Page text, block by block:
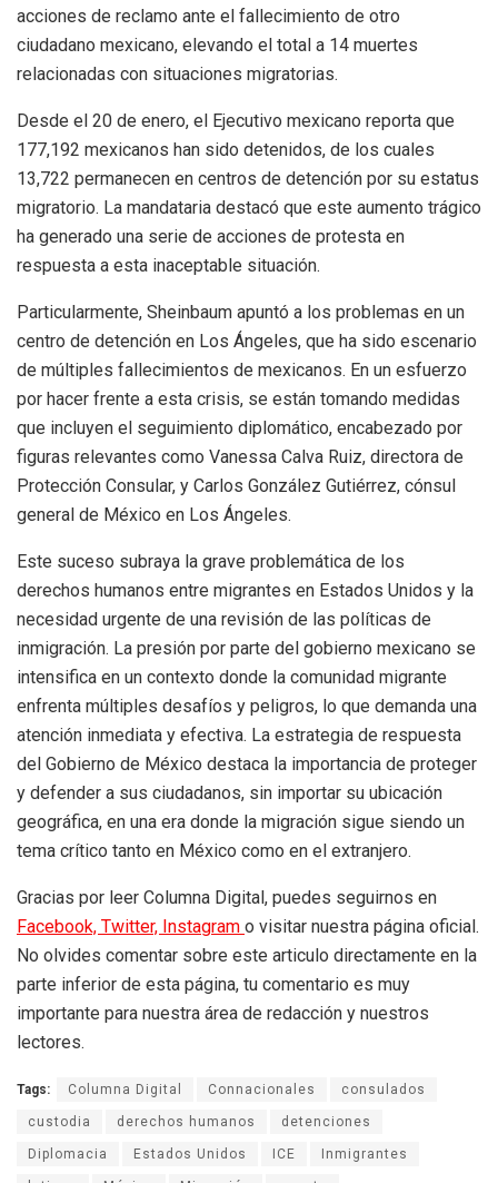
acciones de reclamo ante el fallecimiento de otro
ciudadano mexicano, elevando el total a 14 muertes
relacionadas con situaciones migratorias.
Desde el 20 de enero, el Ejecutivo mexicano reporta que
177,192 mexicanos han sido detenidos, de los cuales
13,722 permanecen en centros de detención por su estatus
migratorio. La mandataria destacó que este aumento trágico
ha generado una serie de acciones de protesta en
respuesta a esta inaceptable situación.
Particularmente, Sheinbaum apuntó a los problemas en un
centro de detención en Los Ángeles, que ha sido escenario
de múltiples fallecimientos de mexicanos. En un esfuerzo
por hacer frente a esta crisis, se están tomando medidas
que incluyen el seguimiento diplomático, encabezado por
figuras relevantes como Vanessa Calva Ruiz, directora de
Protección Consular, y Carlos González Gutiérrez, cónsul
general de México en Los Ángeles.
Este suceso subraya la grave problemática de los
derechos humanos entre migrantes en Estados Unidos y la
necesidad urgente de una revisión de las políticas de
inmigración. La presión por parte del gobierno mexicano se
intensifica en un contexto donde la comunidad migrante
enfrenta múltiples desafíos y peligros, lo que demanda una
atención inmediata y efectiva. La estrategia de respuesta
del Gobierno de México destaca la importancia de proteger
y defender a sus ciudadanos, sin importar su ubicación
geográfica, en una era donde la migración sigue siendo un
tema crítico tanto en México como en el extranjero.
Gracias por leer Columna Digital, puedes seguirnos en
Facebook, Twitter, Instagram o visitar nuestra página oficial.
No olvides comentar sobre este articulo directamente en la
parte inferior de esta página, tu comentario es muy
importante para nuestra área de redacción y nuestros
lectores.
Tags: Columna Digital Connacionales consulados
custodia derechos humanos detenciones
Diplomacia Estados Unidos ICE Inmigrantes